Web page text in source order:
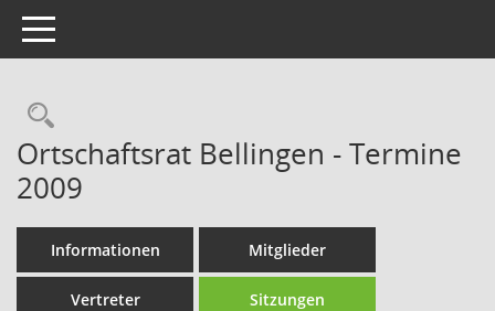
Toggle navigation
Rechercheauswahl
Ortschaftsrat Bellingen - Termine
2009
Informationen Mitglieder
Vertreter Sitzungen